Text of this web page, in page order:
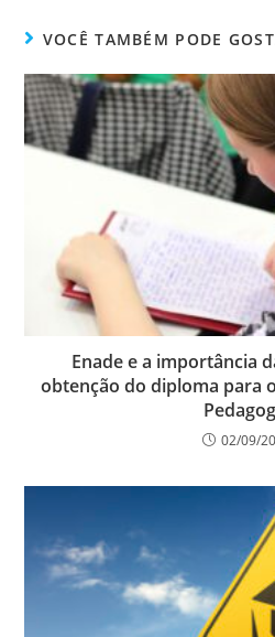
VOCÊ TAMBÉM PODE
Enade e a importância
obtenção do diploma para
02/09/